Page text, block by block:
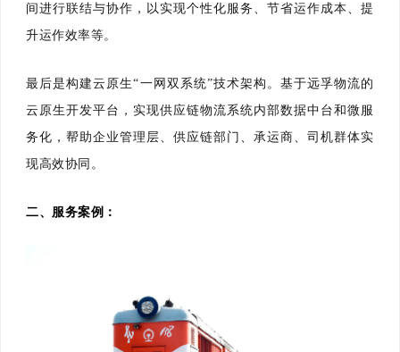
间进行联结与协作，以实现个性化服务、节省运作成本、提
升运作效率等。
最后是构建云原生“一网双系统”技术架构。基于远孚物流的
云原生开发平台，实现供应链物流系统内部数据中台和微服
务化，帮助企业管理层、供应链部门、承运商、司机群体实
现高效协同。
二、 服务案例：